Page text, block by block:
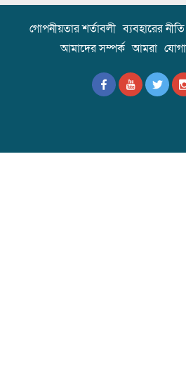
গোপনীয়তার শর্তাবলী ব্যবহারের নীতি
আমাদের সম্পর্ক আমরা